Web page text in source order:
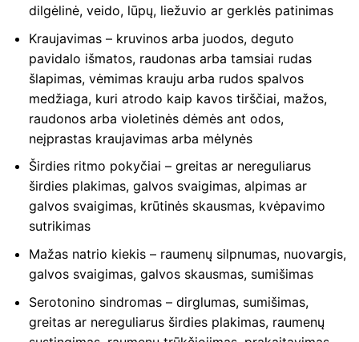
dilgėlinė, veido, lūpų, liežuvio ar gerklės patinimas
Kraujavimas – kruvinos arba juodos, deguto
pavidalo išmatos, raudonas arba tamsiai rudas
šlapimas, vėmimas krauju arba rudos spalvos
medžiaga, kuri atrodo kaip kavos tirščiai, mažos,
raudonos arba violetinės dėmės ant odos,
neįprastas kraujavimas arba mėlynės
Širdies ritmo pokyčiai – greitas ar nereguliarus
širdies plakimas, galvos svaigimas, alpimas ar
galvos svaigimas, krūtinės skausmas, kvėpavimo
sutrikimas
Mažas natrio kiekis – raumenų silpnumas, nuovargis,
galvos svaigimas, galvos skausmas, sumišimas
Serotonino sindromas – dirglumas, sumišimas,
greitas ar nereguliarus širdies plakimas, raumenų